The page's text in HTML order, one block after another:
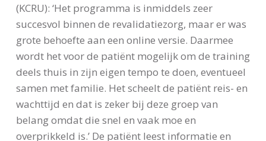
(KCRU): ‘Het programma is inmiddels zeer
succesvol binnen de revalidatiezorg, maar er was
grote behoefte aan een online versie. Daarmee
wordt het voor de patiënt mogelijk om de training
deels thuis in zijn eigen tempo te doen, eventueel
samen met familie. Het scheelt de patiënt reis- en
wachttijd en dat is zeker bij deze groep van
belang omdat die snel en vaak moe en
overprikkeld is.’ De patiënt leest informatie en